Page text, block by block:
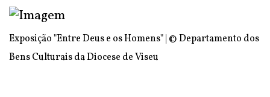
Exposição "Entre Deus e os Homens" | © Departamento dos
Bens Culturais da Diocese de Viseu